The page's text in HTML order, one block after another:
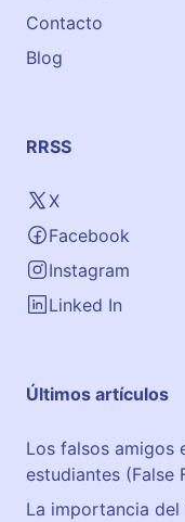
Contacto
Blog
RRSS
X
Facebook
Instagram
Linked In
Últimos artículos
Los falsos amigos
estudiantes (False
La importancia